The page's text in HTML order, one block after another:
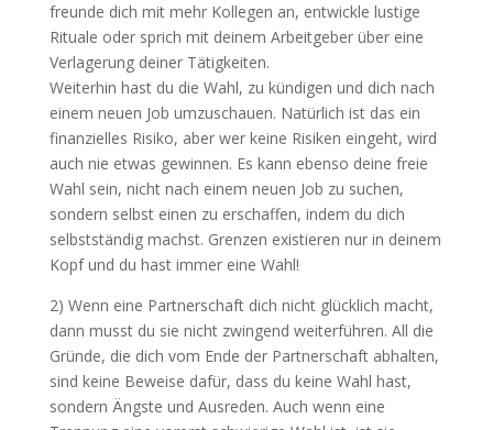
freunde dich mit mehr Kollegen an, entwickle lustige
Rituale oder sprich mit deinem Arbeitgeber über eine
Verlagerung deiner Tätigkeiten.
Weiterhin hast du die Wahl, zu kündigen und dich nach
einem neuen Job umzuschauen. Natürlich ist das ein
finanzielles Risiko, aber wer keine Risiken eingeht, wird
auch nie etwas gewinnen. Es kann ebenso deine freie
Wahl sein, nicht nach einem neuen Job zu suchen,
sondern selbst einen zu erschaffen, indem du dich
selbstständig machst. Grenzen existieren nur in deinem
Kopf und du hast immer eine Wahl!
2) Wenn eine Partnerschaft dich nicht glücklich macht,
dann musst du sie nicht zwingend weiterführen. All die
Gründe, die dich vom Ende der Partnerschaft abhalten,
sind keine Beweise dafür, dass du keine Wahl hast,
sondern Ängste und Ausreden. Auch wenn eine